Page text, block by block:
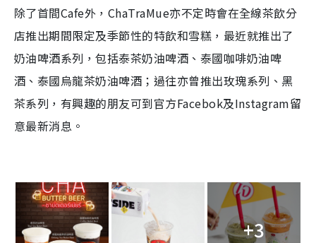
除了首間Cafe外，ChaTraMue亦不定時會在全線茶飲分
店推出期間限定及季節性的特飲和雪糕，最近就推出了
奶油啤酒系列，包括泰茶奶油啤酒、泰國咖啡奶油啤
酒、泰國烏龍茶奶油啤酒；過往亦曾推出玫瑰系列、黑
茶系列，有興趣的朋友可到官方Facebok及Instagram留
意最新消息。
+3